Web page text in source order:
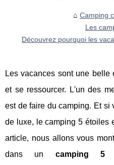
Camping
Les
Découvrez pourquoi les
Les vacances sont une
et se ressourcer. L'un des
est de faire du camping. Et si
de luxe, le camping 5 étoiles
article, nous allons vous
dans un camping 5